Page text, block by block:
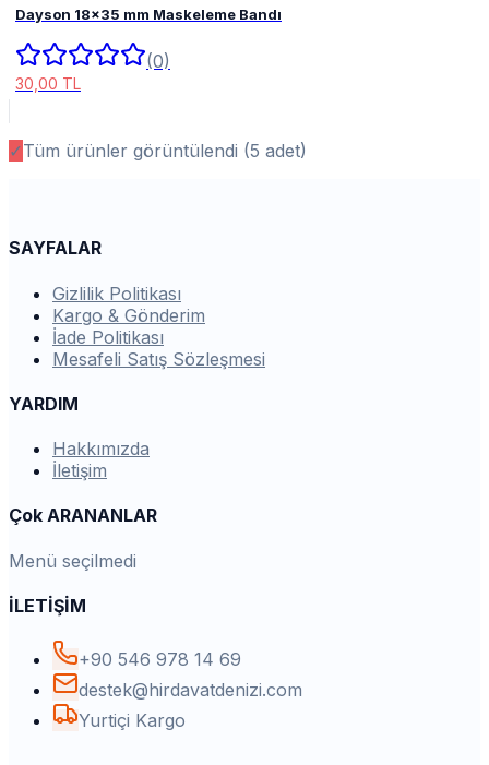
Dayson 18x35 mm Maskeleme Bandı
(0)
30,00 TL
✓Tüm ürünler görüntülendi (5 adet)
SAYFALAR
Gizlilik Politikası
Kargo & Gönderim
İade Politikası
Mesafeli Satış Sözleşmesi
YARDIM
Hakkımızda
İletişim
Çok ARANANLAR
Menü seçilmedi
İLETİŞİM
+90 546 978 14 69
destek@hirdavatdenizi.com
Yurtiçi Kargo